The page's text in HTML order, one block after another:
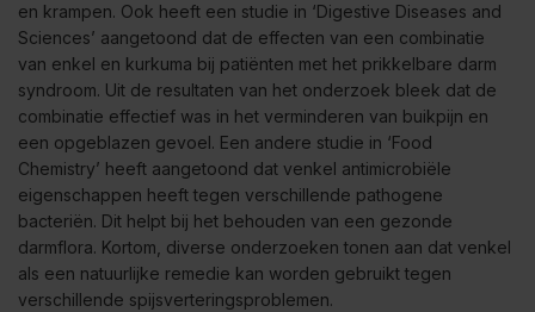
en krampen. Ook heeft een studie in ‘Digestive Diseases and
Sciences’ aangetoond dat de effecten van een combinatie
van enkel en kurkuma bij patiënten met het prikkelbare darm
syndroom. Uit de resultaten van het onderzoek bleek dat de
combinatie effectief was in het verminderen van buikpijn en
een opgeblazen gevoel. Een andere studie in ‘Food
Chemistry’ heeft aangetoond dat venkel antimicrobiële
eigenschappen heeft tegen verschillende pathogene
bacteriën. Dit helpt bij het behouden van een gezonde
darmflora. Kortom, diverse onderzoeken tonen aan dat venkel
als een natuurlijke remedie kan worden gebruikt tegen
verschillende spijsverteringsproblemen.